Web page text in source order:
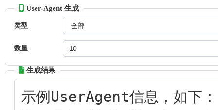
User-Agent 生成
类型
数量
生成结果